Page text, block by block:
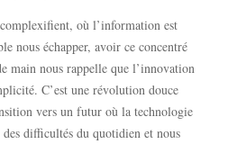
où l’information est
nous échapper, avoir ce concentré
main nous rappelle que l’innovation
C’est une révolution douce
vers un futur où la technologie
difficultés du quotidien et nous